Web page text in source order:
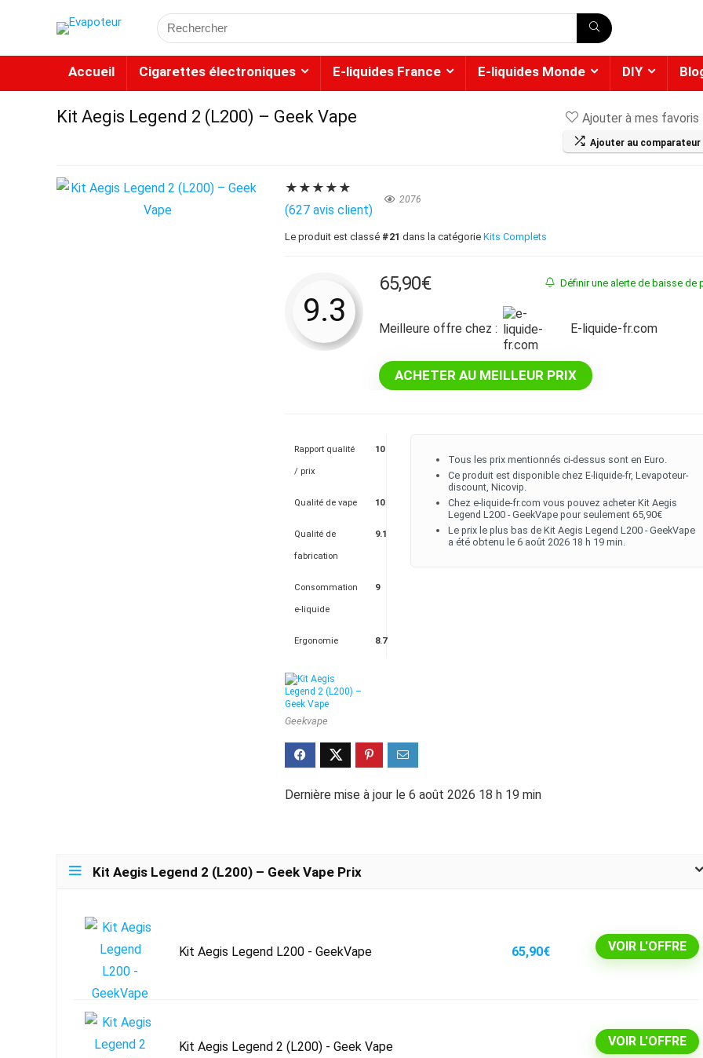
Accueil Cigarettes électroniques E-liquides France E-liquides Monde DIY
Kit Aegis Legend 2 (L200) – Geek Vape Ajouter à mes favoris
Ajouter au comparateur
★ ★ ★ ★ ★
(627 avis client)
2076
Le produit est classé #21 dans la catégorieKits Complets
9.3
Définir une alerte de baisse de
65,90€
Meilleure offre chez : e-liquide-fr.com
ACHETER AU MEILLEUR PRIX
Rapport qualité
/ prix
10
Qualité de vape 10
Qualité de
fabrication
9.1
Consommation
e-liquide
9
Ergonomie 8.7
Tous les prix mentionnés ci-dessus sont en Euro.
Ce produit est disponible chez E-liquide-fr, Levapoteur-
discount, Nicovip.
Chez e-liquide-fr.com vous pouvez acheter Kit Aegis
Legend L200 - GeekVape pour seulement 65,90€
Le prix le plus bas de Kit Aegis Legend L200 - GeekVape
a été obtenu le 6 août 2026 18 h 19 min.
Geekvape
Dernière mise à jour le 6 août 2026 18 h 19 min
Kit Aegis Legend 2 (L200) – Geek Vape Prix
Kit Aegis Legend L200 - GeekVape 65,90€ VOIR L'OFFRE
Kit Aegis Legend 2 (L200) - Geek Vape VOIR L'OFFRE